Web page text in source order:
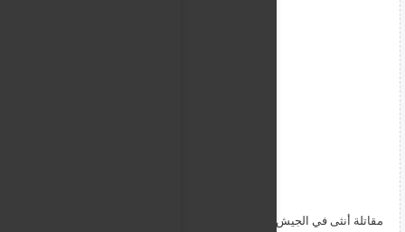
مقاتلة أنثى في الجيش الإسرائيلي تثير أزمة كبيرة في جنوب لبنان